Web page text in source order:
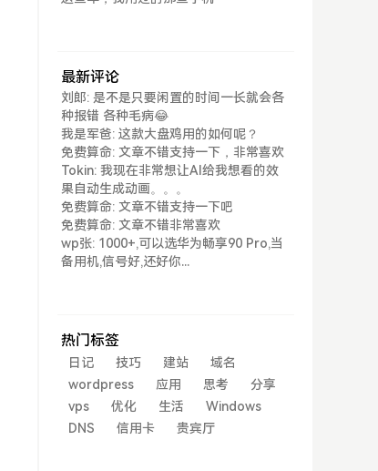
最新评论
刘郎: 是不是只要闲置的时间一长就会各
种报错 各种毛病😂
我是军爸: 这款大盘鸡用的如何呢？
免费算命: 文章不错支持一下，非常喜欢
Tokin: 我现在非常想让AI给我想看的效
果自动生成动画。。。
免费算命: 文章不错支持一下吧
免费算命: 文章不错非常喜欢
wp张: 1000+,可以选华为畅享90 Pro,当
备用机,信号好,还好你...
热门标签
日记 技巧 建站
域名
wordpress
应用 思考
分享
vps
优化 生活
Windows
DNS
信用卡 贵宾厅